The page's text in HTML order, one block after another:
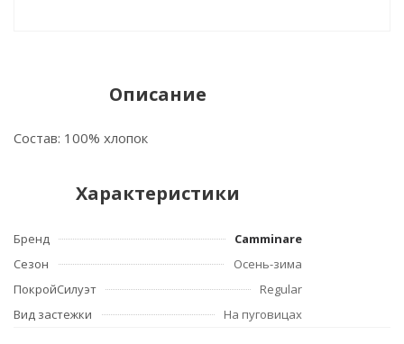
Описание
Состав: 100% хлопок
Характеристики
Бренд
Camminare
Сезон
Осень-зима
ПокройСилуэт
Regular
Вид застежки
На пуговицах